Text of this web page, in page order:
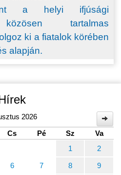
a helyi ifjúsági
tartalmas
ki a fiatalok körében
alapján.
2026
Cs Pé Sz
Va
1
2
6 7 8 9